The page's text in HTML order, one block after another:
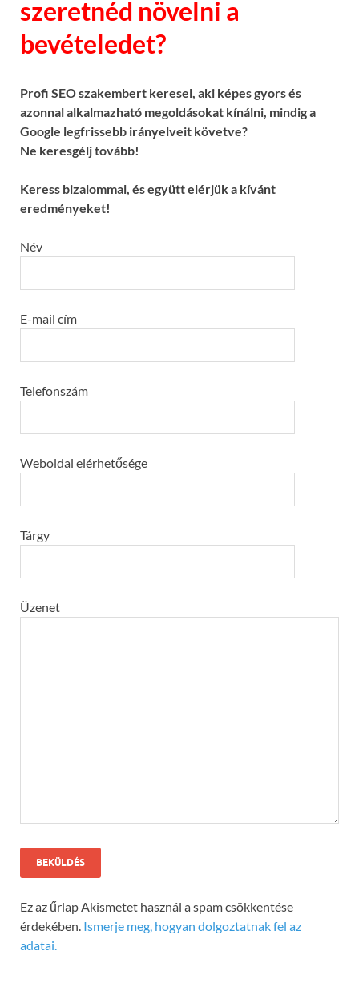
szeretnéd növelni a
bevételedet?
Profi SEO szakembert keresel, aki képes gyors és
azonnal alkalmazható megoldásokat kínálni, mindig a
Google legfrissebb irányelveit követve?
Ne keresgélj tovább!
Keress bizalommal, és együtt elérjük a kívánt
eredményeket!
Név
E-mail cím
Telefonszám
Weboldal elérhetősége
Tárgy
Üzenet
Ez az űrlap Akismetet használ a spam csökkentése
érdekében. Ismerje meg, hogyan dolgoztatnak fel az
adatai.